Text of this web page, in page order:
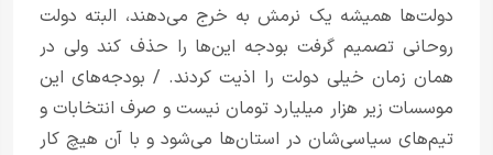
دولت‌ها همیشه یک نرمش به خرج می‌دهند، البته دولت
روحانی تصمیم گرفت بودجه این‌ها را حذف کند ولی در
همان زمان خیلی دولت را اذیت کردند. / بودجه‌های این
موسسات زیر هزار میلیارد تومان نیست و صرف انتخابات و
تیم‌های سیاسی‌شان در استان‌ها می‌شود و با آن هیچ کار